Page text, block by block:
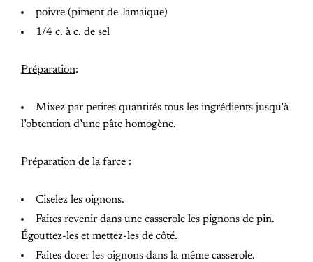
poivre (piment de Jamaique)
1/4 c. à c. de sel
Préparation:
Mixez par petites quantités tous les ingrédients jusqu’à
l’obtention d’une pâte homogène.
Préparation de la farce :
Ciselez les oignons.
Faites revenir dans une casserole les pignons de pin.
Égouttez-les et mettez-les de côté.
Faites dorer les oignons dans la même casserole.